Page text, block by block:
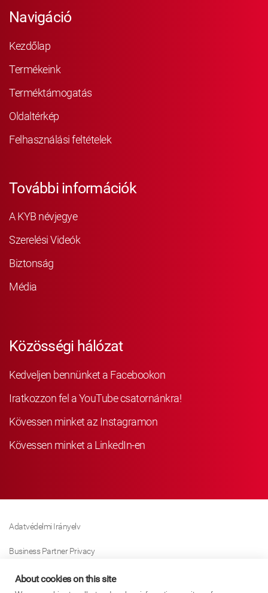
Navigáció
Kezdőlap
Termékeink
Terméktámogatás
Oldaltérkép
Felhasználási feltételek
További információk
A KYB névjegye
Szerelési Videók
Biztonság
Média
Közösségi hálózat
Kedveljen bennünket a Facebookon
Iratkozzon fel a YouTube csatornánkra!
Kövessen minket az Instagramon
Kövessen minket a LinkedIn-en
Adatvédelmi Irányelv
Business Partner Privacy
Sütikre Vonatkozó Irányelv
About cookies on this site